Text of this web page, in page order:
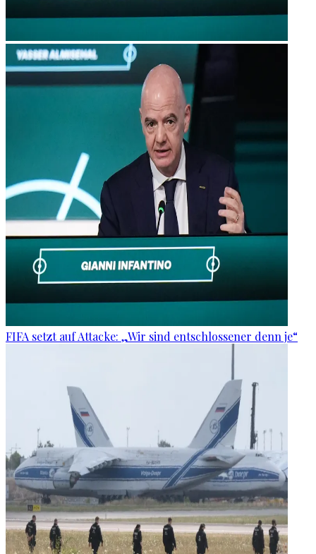
FIFA setzt auf Attacke: „Wir sind entschlossener denn je“